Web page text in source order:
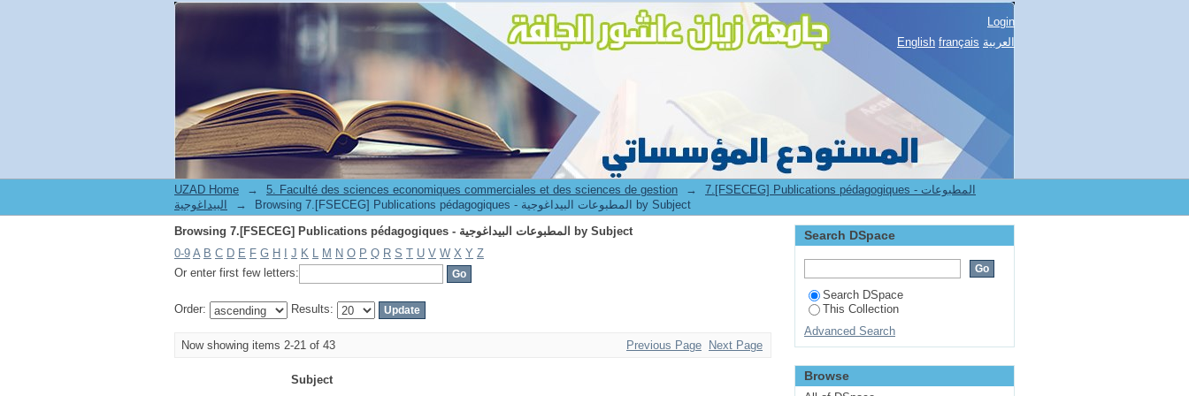
Browsing 7.[FSECEG] Publications pédagogiques - المطبوعات البيداغوجية by Subject
Login
English français العربية
UZAD Home → 5. Faculté des sciences economiques commerciales et des sciences de gestion →
7.[FSECEG] Publications pédagogiques - المطبوعات
البيداغوجية
→
Browsing 7.[FSECEG] Publications pédagogiques - المطبوعات البيداغوجية by Subject
Browsing 7.[FSECEG] Publications pédagogiques - المطبوعات البيداغوجية by Subject
0-9 A B C D E F G H J K L M N O P Q R S T U V W X Y Z
Or enter first few letters:
Order: Results:
Now showing items 2-21 of 43 Previous Page Next Page
Subject
Search DSpace
Search DSpace
This Collection
Advanced Search
Browse